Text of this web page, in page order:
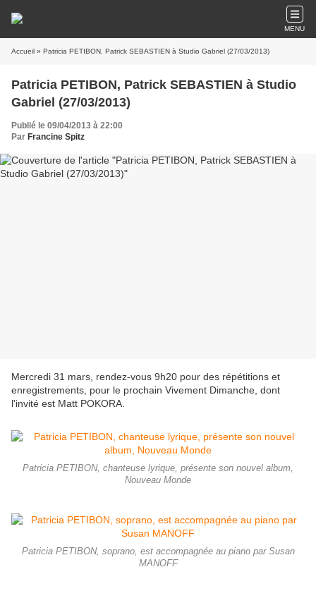
MENU
Accueil » Patricia PETIBON, Patrick SEBASTIEN à Studio Gabriel (27/03/2013)
Patricia PETIBON, Patrick SEBASTIEN à Studio
Gabriel (27/03/2013)
Publié le 09/04/2013 à 22:00
Par Francine Spitz
Mercredi 31 mars, rendez-vous 9h20 pour des répétitions et
enregistrements, pour le prochain Vivement Dimanche, dont
l'invité est Matt POKORA.
Patricia PETIBON, chanteuse lyrique, présente son nouvel album,
Nouveau Monde
Patricia PETIBON, soprano, est accompagnée au piano par Susan
MANOFF